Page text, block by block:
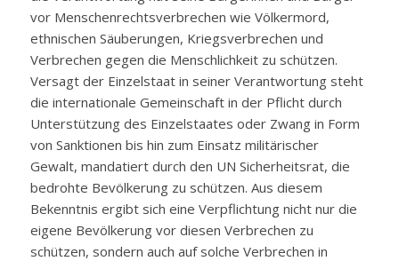
vor Menschenrechtsverbrechen wie Völkermord,
ethnischen Säuberungen, Kriegsverbrechen und
Verbrechen gegen die Menschlichkeit zu schützen.
Versagt der Einzelstaat in seiner Verantwortung steht
die internationale Gemeinschaft in der Pflicht durch
Unterstützung des Einzelstaates oder Zwang in Form
von Sanktionen bis hin zum Einsatz militärischer
Gewalt, mandatiert durch den UN Sicherheitsrat, die
bedrohte Bevölkerung zu schützen. Aus diesem
Bekenntnis ergibt sich eine Verpflichtung nicht nur die
eigene Bevölkerung vor diesen Verbrechen zu
schützen, sondern auch auf solche Verbrechen in